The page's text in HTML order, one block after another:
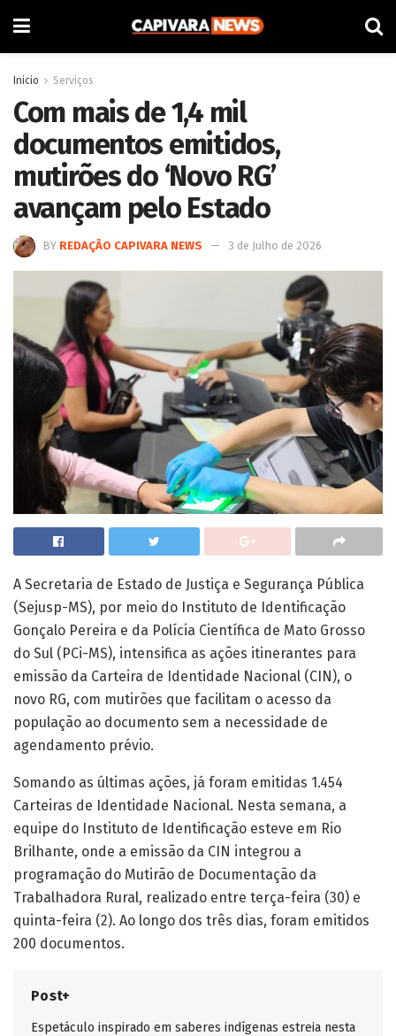
Inicio Serviços
Com mais de 1,4 mil
documentos emitidos,
mutirões do ‘Novo RG’
avançam pelo Estado
BY REDAÇÃO CAPIVARA NEWS 3 de Julho de 2026
A Secretaria de Estado de Justiça e Segurança Pública
(Sejusp-MS), por meio do Instituto de Identificação
Gonçalo Pereira e da Polícia Científica de Mato Grosso
do Sul (PCi-MS), intensifica as ações itinerantes para
emissão da Carteira de Identidade Nacional (CIN), o
novo RG, com mutirões que facilitam o acesso da
população ao documento sem a necessidade de
agendamento prévio.
Somando as últimas ações, já foram emitidas 1.454
Carteiras de Identidade Nacional. Nesta semana, a
equipe do Instituto de Identificação esteve em Rio
Brilhante, onde a emissão da CIN integrou a
programação do Mutirão de Documentação da
Trabalhadora Rural, realizado entre terça-feira (30) e
quinta-feira (2). Ao longo dos três dias, foram emitidos
200 documentos.
Post+
Espetáculo inspirado em saberes indígenas estreia nesta